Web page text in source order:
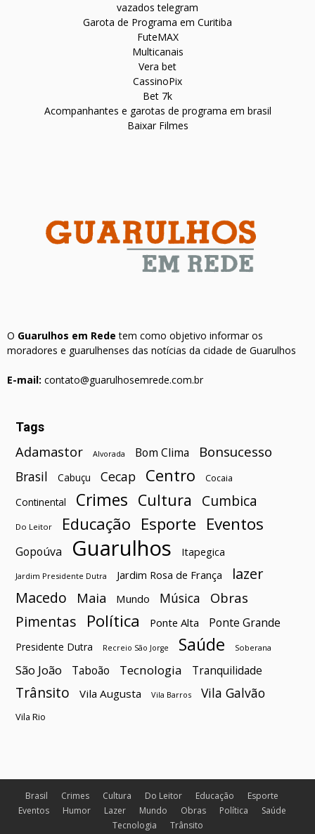
vazados telegram
Garota de Programa em Curitiba
FuteMAX
Multicanais
Vera bet
CassinoPix
Bet 7k
Acompanhantes e garotas de programa em brasil
Baixar Filmes
O Guarulhos em Rede tem como objetivo informar os
moradores e guarulhenses das notícias da cidade de Guarulhos
E-mail: contato@guarulhosemrede.com.br
Tags
Adamastor Alvorada Bom Clima Bonsucesso
Brasil Cabuçu Cecap Centro Cocaia
Continental Crimes Cultura Cumbica
Do Leitor Educação Esporte Eventos
Gopoúva Guarulhos Itapegica
Jardim Presidente Dutra Jardim Rosa de França
lazer
Macedo
Maia Mundo Música Obras
Pimentas Política Ponte Alta Ponte Grande
Presidente Dutra Recreio São Jorge Saúde Soberana
São João Taboão Tecnologia Tranquilidade
Trânsito Vila Augusta Vila Barros Vila Galvão
Vila Rio
Brasil Crimes Cultura Do Leitor Educação
Esporte
Eventos
Humor Lazer Mundo Obras Política
Saúde
Tecnologia
Trânsito